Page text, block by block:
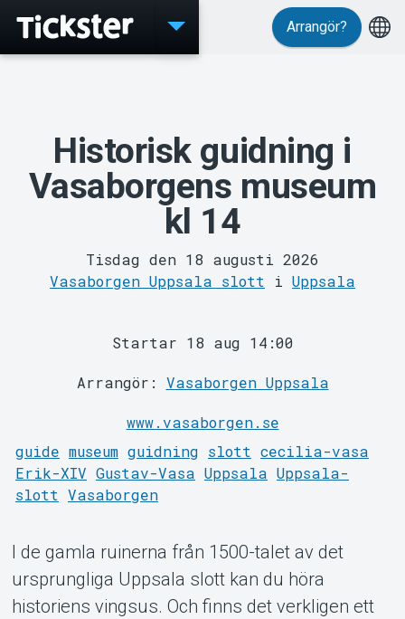
MyTickster
Support
Arrangör?
Historisk guidning i
Vasaborgens museum
kl 14
Tisdag den 18 augusti 2026
Vasaborgen Uppsala slott i Uppsala
Startar 18 aug 14:00
Arrangör: Vasaborgen Uppsala
www.vasaborgen.se
guide museum guidning slott cecilia-vasa
Erik-XIV Gustav-Vasa Uppsala Uppsala-
slott Vasaborgen
I de gamla ruinerna från 1500-talet av det
ursprungliga Uppsala slott kan du höra
historiens vingsus. Och finns det verkligen ett